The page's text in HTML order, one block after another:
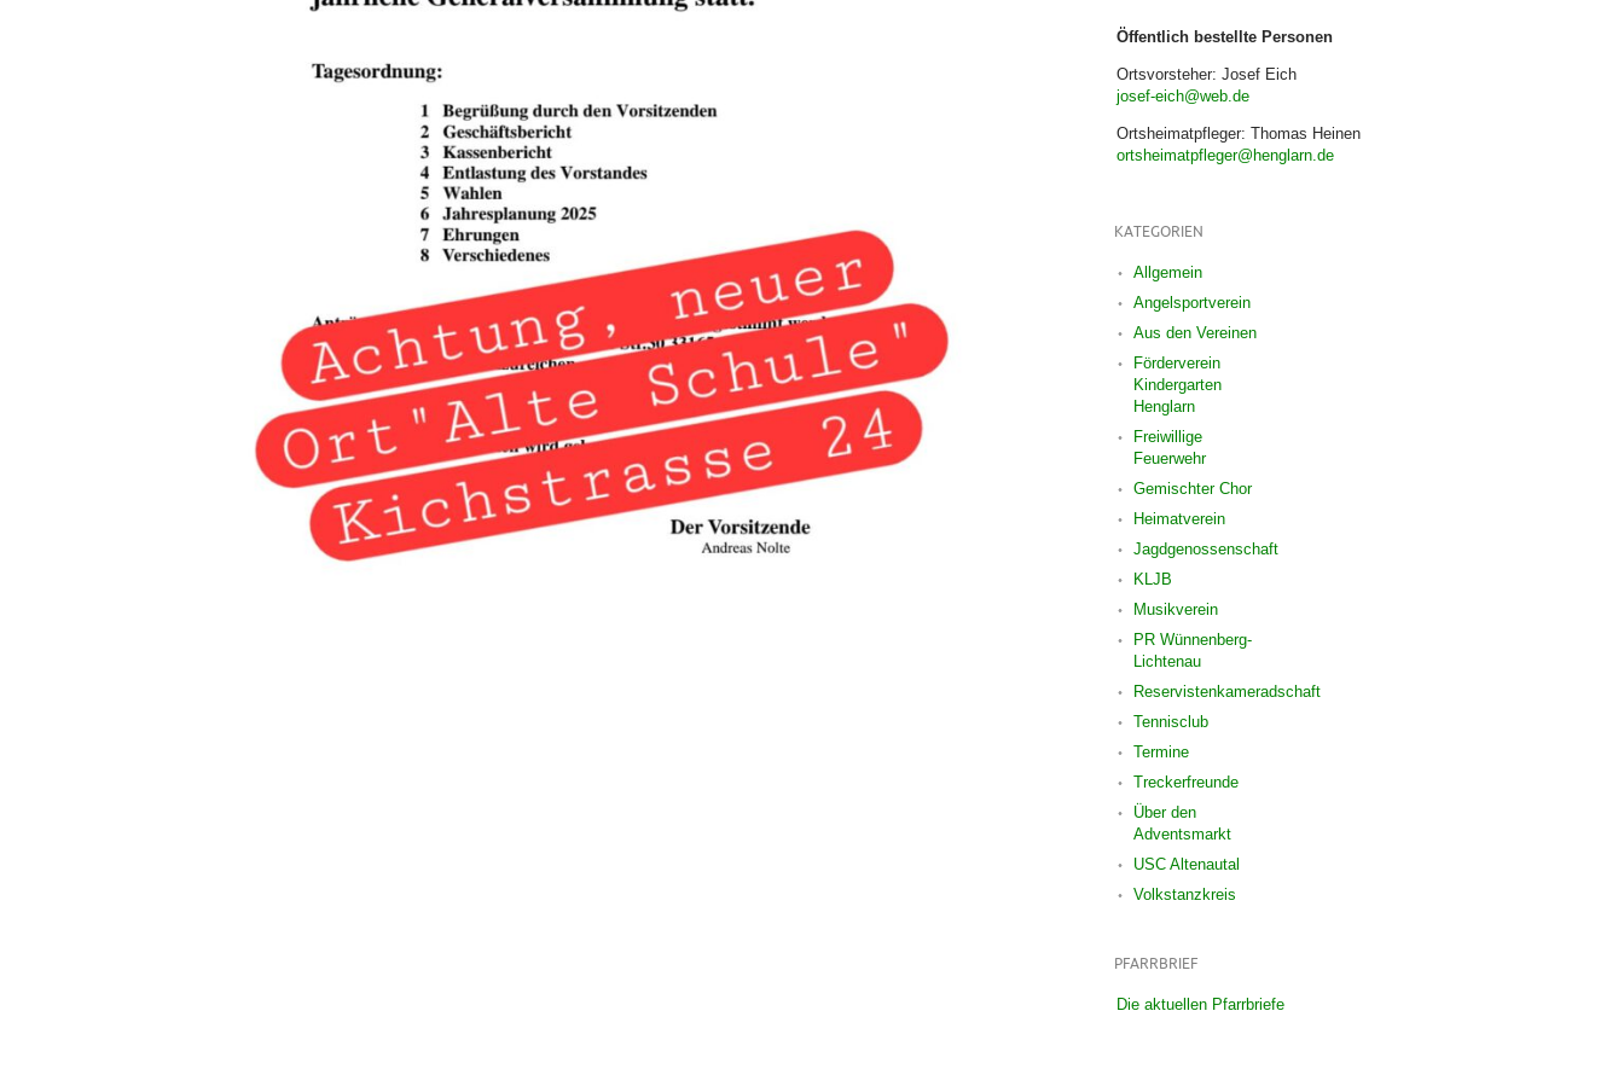
Öffentlich bestellte Personen
Ortsvorsteher: Josef Eich
josef-eich@web.de
Ortsheimatpfleger: Thomas Heinen
ortsheimatpfleger@henglarn.de
KATEGORIEN
Allgemein
Angelsportverein
Aus den Vereinen
Förderverein
Kindergarten
Henglarn
Freiwillige
Feuerwehr
Gemischter Chor
Heimatverein
Jagdgenossenschaft
KLJB
Musikverein
PR Wünnenberg-
Lichtenau
Reservistenkameradschaft
Tennisclub
Termine
Treckerfreunde
Über den
Adventsmarkt
USC Altenautal
Volkstanzkreis
PFARRBRIEF
Die aktuellen Pfarrbriefe